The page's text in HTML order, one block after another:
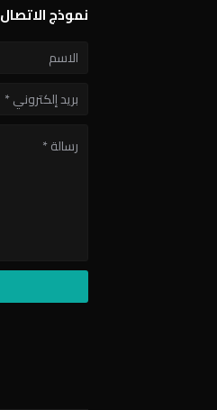
نموذج الاتصال